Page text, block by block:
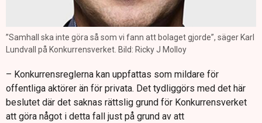
”Samhall ska inte göra så som vi fann att bolaget gjorde”, säger Karl
Lundvall på Konkurrensverket. Bild: Ricky J Molloy
– Konkurrensreglerna kan uppfattas som mildare för
offentliga aktörer än för privata. Det tydliggörs med det här
beslutet där det saknas rättslig grund för Konkurrensverket
att göra något i detta fall just på grund av att